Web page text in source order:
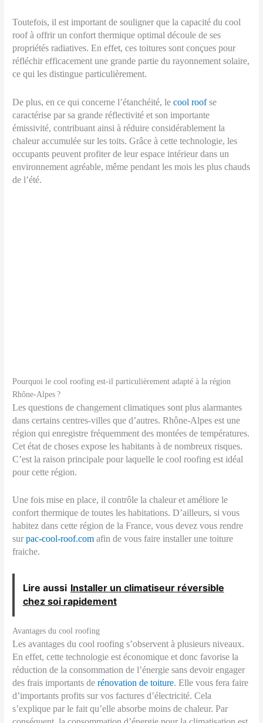
Toutefois, il est important de souligner que la capacité du cool
roof à offrir un confort thermique optimal découle de ses
propriétés radiatives. En effet, ces toitures sont conçues pour
réfléchir efficacement une grande partie du rayonnement solaire,
ce qui les distingue particulièrement.
De plus, en ce qui concerne l’étanchéité, lecool roofse
caractérise par sa grande réflectivité et son importante
émissivité, contribuant ainsi à réduire considérablement la
chaleur accumulée sur les toits. Grâce à cette technologie, les
occupants peuvent profiter de leur espace intérieur dans un
environnement agréable, même pendant les mois les plus chauds
de l’été.
Pourquoi le cool roofing est-il particulièrement adapté à la région
Rhône-Alpes ?
Les questions de changement climatiques sont plus alarmantes
dans certains centres-villes que d’autres. Rhône-Alpes est une
région qui enregistre fréquemment des montées de températures.
Cet état de choses expose les habitants à de nombreux risques.
C’est la raison principale pour laquelle le cool roofing est idéal
pour cette région.
Une fois mise en place, il contrôle la chaleur et améliore le
confort thermique de toutes les habitations. D’ailleurs, si vous
habitez dans cette région de la France, vous devez vous rendre
surpac-cool-roof.com afin de vous faire installer une toiture
fraiche.
Lire aussi Installer un climatiseur réversible
chez soi rapidement
Avantages du cool roofing
Les avantages du cool roofing s’observent à plusieurs niveaux.
En effet, cette technologie est économique et donc favorise la
réduction de la consommation de l’énergie sans devoir engager
des frais importants derénovation de toiture. Elle vous fera faire
d’importants profits sur vos factures d’électricité. Cela
s’explique par le fait qu’elle absorbe moins de chaleur. Par